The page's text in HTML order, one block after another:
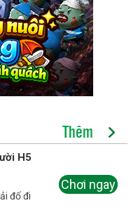
Thêm
H5
đố đi
Chơi ngay